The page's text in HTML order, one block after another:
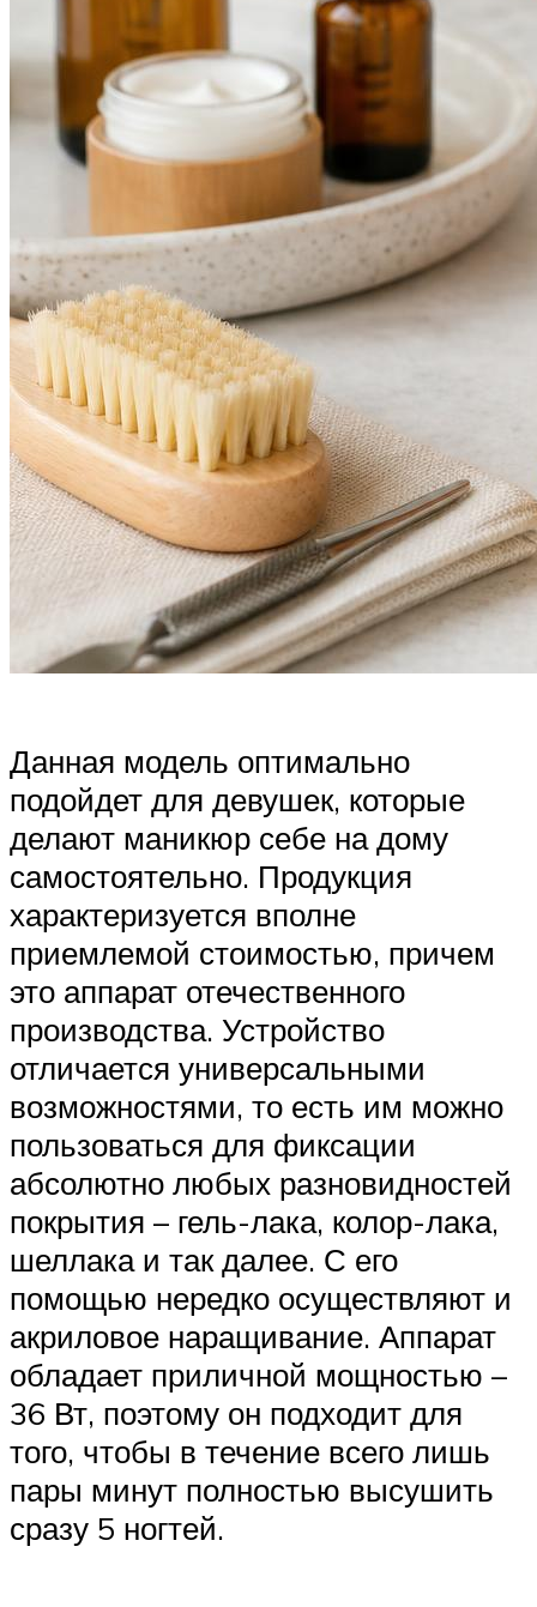
Данная модель оптимально
подойдет для девушек, которые
делают маникюр себе на дому
самостоятельно. Продукция
характеризуется вполне
приемлемой стоимостью, причем
это аппарат отечественного
производства. Устройство
отличается универсальными
возможностями, то есть им можно
пользоваться для фиксации
абсолютно любых разновидностей
покрытия – гель-лака, колор-лака,
шеллака и так далее. С его
помощью нередко осуществляют и
акриловое наращивание. Аппарат
обладает приличной мощностью –
36 Вт, поэтому он подходит для
того, чтобы в течение всего лишь
пары минут полностью высушить
сразу 5 ногтей.